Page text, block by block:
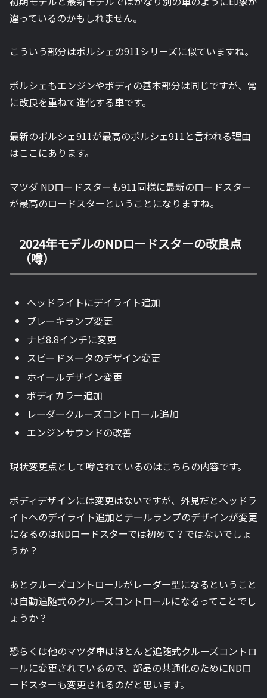
違っているのかもしれません。
こういう部分はポルシェの911シリーズに似ていますね。
ポルシェもエンジンやボディの基本部分は同じですが、常
に改良を重ねて進化する車です。
最新のポルシェ911が最高のポルシェ911と言われる理由
はここにあります。
マツダ NDロードスターも911同様に最新のロードスター
が最高のロードスターということになりますね。
2024年モデルのNDロードスターの改良点
（噂）
ヘッドライトにデイライト追加
ブレーキランプ変更
ナビ8.8インチに変更
スピードメータのデザイン変更
ホイールデザイン変更
ボディカラー追加
レーダークルーズコントロール追加
エンジンサウンドの改善
現状変更点として噂されているのはこちらの内容です。
ボディデザインには変更はないですが、外見だとヘッドラ
イトへのデイライト追加とテールランプのデザインが変更
になるのはNDロードスターでは初めて？ではないでしょ
うか？
あとクルーズコントロールがレーダー型になるということ
は自動追随式のクルーズコントロールになるってことでし
ょうか？
恐らくは他のマツダ車はほとんど追随式クルーズコントロ
ールに変更されているので、部品の共通化のためにNDロ
ードスターも変更されるのだと思います。